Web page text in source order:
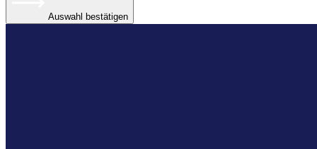
Auswahl bestätigen